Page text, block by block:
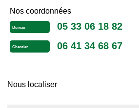
Nos coordonnées
Bureau 05 33 06 18 82
Chantier 06 41 34 68 67
Nous localiser